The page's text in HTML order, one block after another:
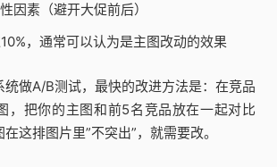
因素（避开大促前后）
，通常可以认为是主图改动的效果
统做A/B测试，最快的改进方法是：在竞品
，把你的主图和前5名竞品放在一起对比
这排图片里”不突出”，就需要改。